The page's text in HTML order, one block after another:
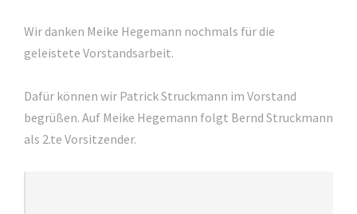
Wir danken Meike Hegemann nochmals für die
geleistete Vorstandsarbeit.
Dafür können wir Patrick Struckmann im Vorstand
begrüßen. Auf Meike Hegemann folgt Bernd Struckmann
als 2.te Vorsitzender.